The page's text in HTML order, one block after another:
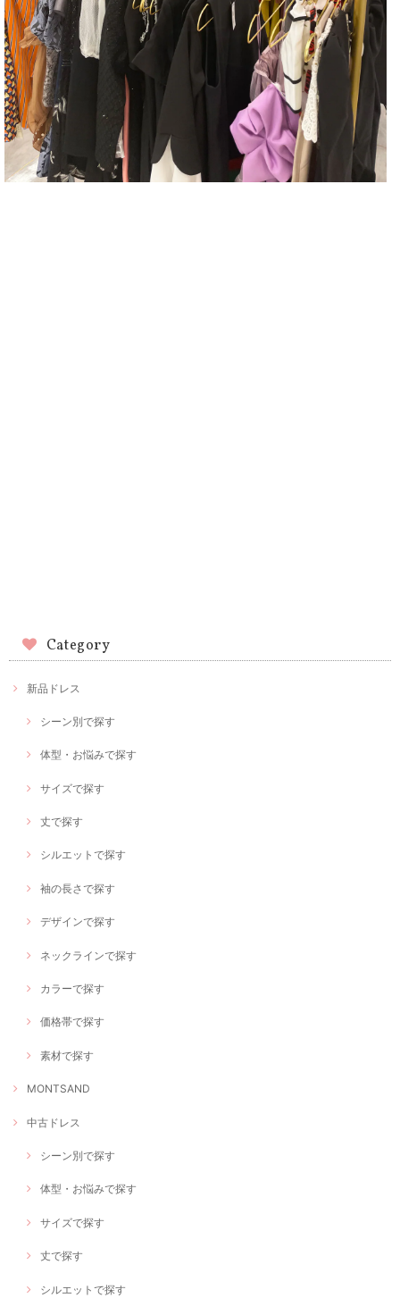
Category
新品ドレス
シーン別で探す
体型・お悩みで探す
サイズで探す
丈で探す
シルエットで探す
袖の長さで探す
デザインで探す
ネックラインで探す
カラーで探す
価格帯で探す
素材で探す
MONTSAND
中古ドレス
シーン別で探す
体型・お悩みで探す
サイズで探す
丈で探す
シルエットで探す